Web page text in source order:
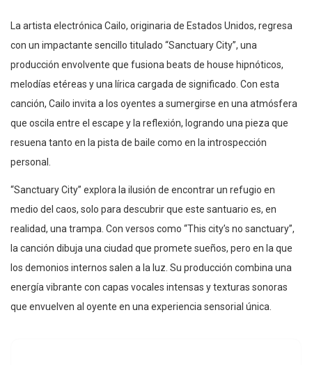
La artista electrónica Cailo, originaria de Estados Unidos, regresa
con un impactante sencillo titulado “Sanctuary City”, una
producción envolvente que fusiona beats de house hipnóticos,
melodías etéreas y una lírica cargada de significado. Con esta
canción, Cailo invita a los oyentes a sumergirse en una atmósfera
que oscila entre el escape y la reflexión, logrando una pieza que
resuena tanto en la pista de baile como en la introspección
personal.
“Sanctuary City” explora la ilusión de encontrar un refugio en
medio del caos, solo para descubrir que este santuario es, en
realidad, una trampa. Con versos como “This city’s no sanctuary”,
la canción dibuja una ciudad que promete sueños, pero en la que
los demonios internos salen a la luz. Su producción combina una
energía vibrante con capas vocales intensas y texturas sonoras
que envuelven al oyente en una experiencia sensorial única.